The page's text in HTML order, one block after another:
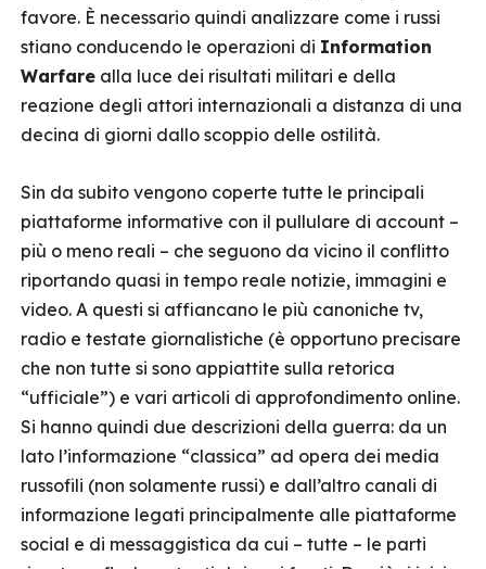
favore. È necessario quindi analizzare come i russi
stiano conducendo le operazioni di Information
Warfare alla luce dei risultati militari e della
reazione degli attori internazionali a distanza di una
decina di giorni dallo scoppio delle ostilità.
Sin da subito vengono coperte tutte le principali
piattaforme informative con il pullulare di account –
più o meno reali – che seguono da vicino il conflitto
riportando quasi in tempo reale notizie, immagini e
video. A questi si affiancano le più canoniche tv,
radio e testate giornalistiche (è opportuno precisare
che non tutte si sono appiattite sulla retorica
“ufficiale”) e vari articoli di approfondimento online.
Si hanno quindi due descrizioni della guerra: da un
lato l’informazione “classica” ad opera dei media
russofili (non solamente russi) e dall’altro canali di
informazione legati principalmente alle piattaforme
social e di messaggistica da cui – tutte – le parti